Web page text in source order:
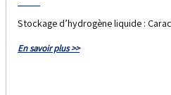
Stockage d’hydrogène liquide :
En savoir plus >>